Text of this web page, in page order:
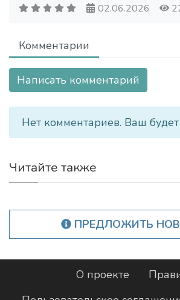
02.06.2026
Комментарии
Написать комментарий
Нет комментариев. Ваш
Читайте также
ПРЕДЛОЖИТЬ
О проекте